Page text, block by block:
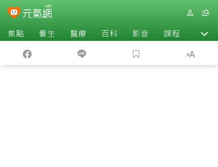
焦點 養生 醫療 百科 影音 課程 退休